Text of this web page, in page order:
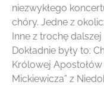
niezwykłego
chóry. Jedne z
Inne z trochę dalszej
Dokładnie były to:
Królowej Apostołów
Mickiewicza” z